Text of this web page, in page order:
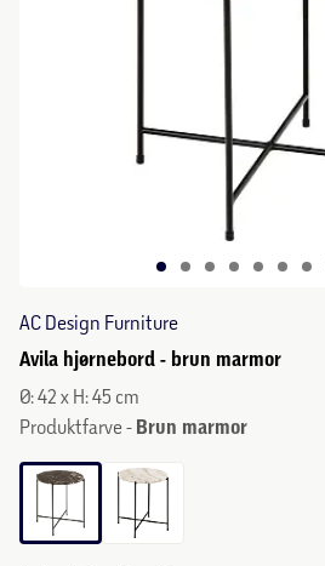
AC Design Furniture
Avila hjørnebord - brun marmor
Ø: 42 x H: 45 cm
Produktfarve - Brun marmor